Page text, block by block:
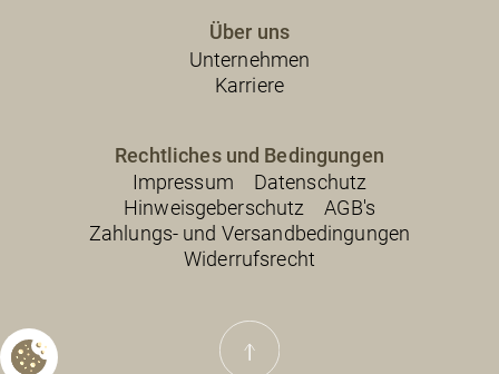
Über uns
Unternehmen
Karriere
Rechtliches und Bedingungen
Impressum
Datenschutz
Hinweisgeberschutz
AGB's
Zahlungs- und Versandbedingungen
Widerrufsrecht